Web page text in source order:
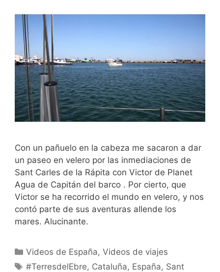
Con un pañuelo en la cabeza me sacaron a dar
un paseo en velero por las inmediaciones de
Sant Carles de la Rápita con Victor de Planet
Agua de Capitán del barco . Por cierto, que
Victor se ha recorrido el mundo en velero, y nos
contó parte de sus aventuras allende los
mares. Alucinante.
Categorías
Videos de España,Videos de viajes
Etiquetas
#TerresdelEbre, Cataluña, España, Sant